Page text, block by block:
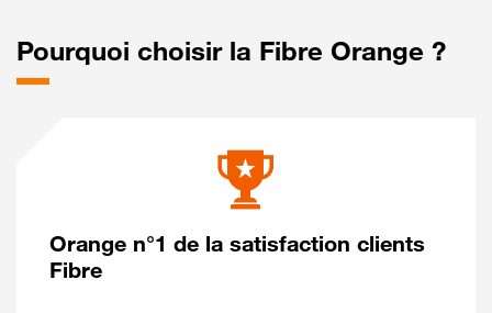
Pourquoi choisir la Fibre Orange ?
Orange n°1 de la satisfaction clients
Fibre